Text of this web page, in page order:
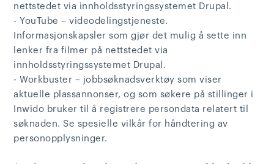
nettstedet via innholdsstyringssystemet Drupal.
- YouTube – videodelingstjeneste.
Informasjonskapsler som gjør det mulig å sette inn
lenker fra filmer på nettstedet via
innholdsstyringssystemet Drupal.
- Workbuster – jobbsøknadsverktøy som viser
aktuelle plassannonser, og som søkere på stillinger i
Inwido bruker til å registrere persondata relatert til
søknaden. Se spesielle vilkår for håndtering av
personopplysninger.